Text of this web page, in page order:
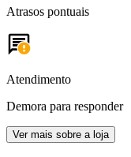
Atrasos pontuais
Atendimento
Demora para responder
Ver mais sobre a loja